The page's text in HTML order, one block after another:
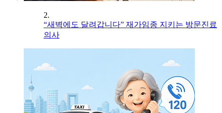
2.
“새벽에도 달려갑니다” 재가임종 지키는 방문진료
의사